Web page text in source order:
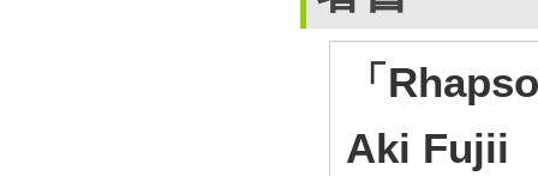
「
Aki Fujii